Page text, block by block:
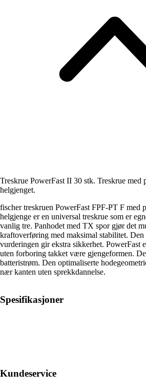
Treskrue PowerFast II 30 stk. Treskrue med
helgjenget.
fischer treskruen PowerFast FPF-PT F med
helgjenge er en universal treskrue som er
vanlig tre. Panhodet med TX spor gjør det
kraftoverføring med maksimal stabilitet. Den
vurderingen gir ekstra sikkerhet. PowerFast
uten forboring takket være gjengeformen.
batteristrøm. Den optimaliserte
nær kanten uten sprekkdannelse.
Spesifikasjoner
Kundeservice